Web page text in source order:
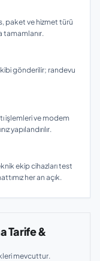
paket ve hizmet türü
tamamlanır.
gönderilir; randevu
işlemleri ve modem
yapılandırılır.
ekip cihazları test
her an açık.
Tarife &
mevcuttur.